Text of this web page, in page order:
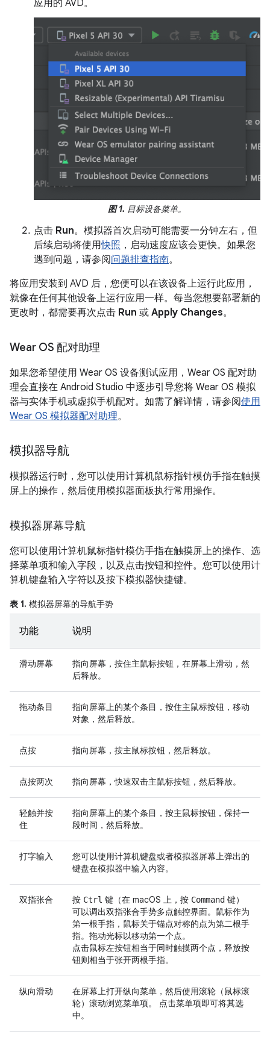
应用的 AVD。
图 1. 目标设备菜单。
点击 Run。模拟器首次启动可能需要一分钟左右，但
后续启动将使用快照 ，启动速度应该会更快。如果您
遇到问题，请参阅问题排查指南。
将应用安装到 AVD 后，您便可以在该设备上运行此应用，
就像在任何其他设备上运行应用一样。每当您想要部署新的
更改时，都需要再次点击 Run 或 Apply Changes。
Wear OS 配对助理
如果您希望使用 Wear OS 设备测试应用，Wear OS 配对助
理会直接在 Android Studio 中逐步引导您将 Wear OS 模拟
器与实体手机或虚拟手机配对。如需了解详情，请参阅使用
Wear OS 模拟器配对助理。
模拟器导航
模拟器运行时，您可以使用计算机鼠标指针模仿手指在触摸
屏上的操作，然后使用模拟器面板执行常用操作。
模拟器屏幕导航
您可以使用计算机鼠标指针模仿手指在触摸屏上的操作、选
择菜单项和输入字段，以及点击按钮和控件。您可以使用计
算机键盘输入字符以及按下模拟器快捷键。
表 1. 模拟器屏幕的导航手势
功能 说明
滑动屏幕
指向屏幕，按住主鼠标按钮，在屏幕上滑动，然
后释放。
拖动条目
指向屏幕上的某个条目，按住主鼠标按钮，移动
对象，然后释放。
点按 指向屏幕，按主鼠标按钮，然后释放。
点按两次 指向屏幕，快速双击主鼠标按钮，然后释放。
轻触并按
住
指向屏幕上的某个条目，按主鼠标按钮，保持一
段时间，然后释放。
打字输入
您可以使用计算机键盘或者模拟器屏幕上弹出的
键盘在模拟器中输入内容。
双指张合 按 Ctrl 键（在 macOS 上，按 Command 键）
可以调出双指张合手势多点触控界面。鼠标作为
第一根手指，鼠标关于锚点对称的点为第二根手
指。拖动光标以移动第一个点。
点击鼠标左按钮相当于同时触摸两个点，释放按
钮则相当于张开两根手指。
纵向滑动
在屏幕上打开纵向菜单，然后使用滚轮（鼠标滚
轮）滚动浏览菜单项。 点击菜单项即可将其选
中。